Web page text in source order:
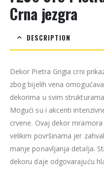
Crna jezgra
DESCRIPTION
Dekor Pietra Grigia crni
zbog bijelih vena
dekorima u svim
Mogući su i akcenti
crvene. Ovaj dekor
velikim površinama jer
manje ponavljanja detalja.
dekoru daje odgovarajuću